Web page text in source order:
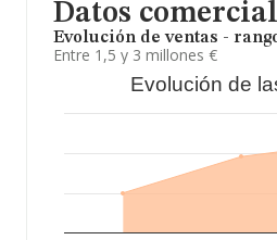
Datos
Evolución de ventas -
Entre 1,5 y 3 millones €
Evolución de